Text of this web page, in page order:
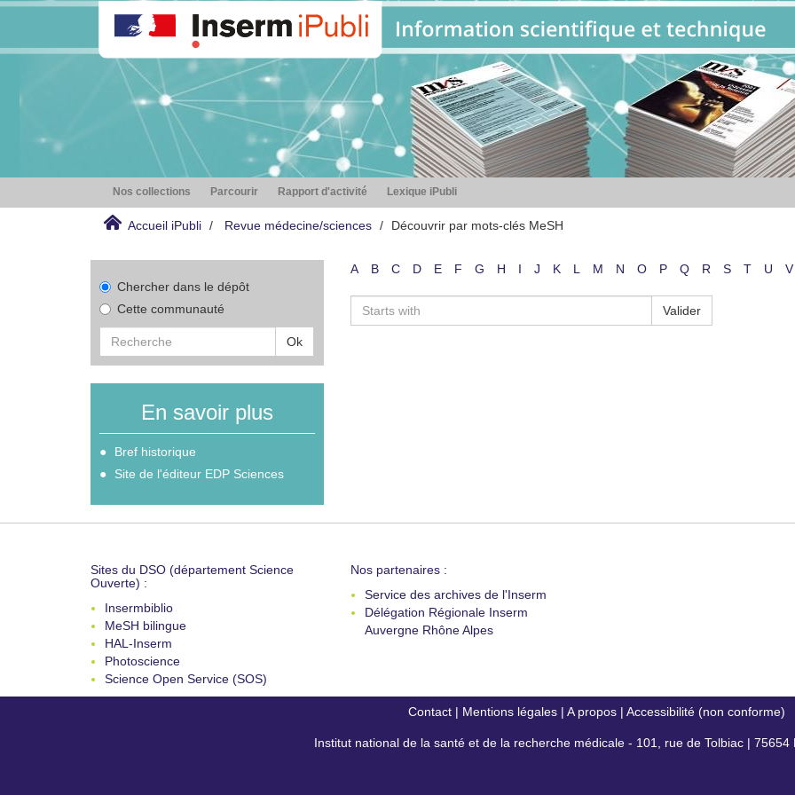
Nos collections Parcourir Rapport d'activité Lexique iPubli
Accueil iPubli Revue médecine/sciences Découvrir par mots-clés MeSH
Chercher dans le dépôt
Cette communauté
Ok
En savoir plus
Bref historique
Site de l'éditeur EDP Sciences
A B C D E F G H I J K L M N O P Q R S T U V
Valider
Sites du DSO (département Science
Ouverte) :
Insermbiblio
MeSH bilingue
HAL-Inserm
Photoscience
Science Open Service (SOS)
Nos partenaires :
Service des archives de l'Inserm
Délégation Régionale Inserm
Auvergne Rhône Alpes
Contact| Mentions légales| A propos| Accessibilité (non conforme)
Institut national de la santé et de la recherche médicale - 101, rue de Tolbiac | 75654